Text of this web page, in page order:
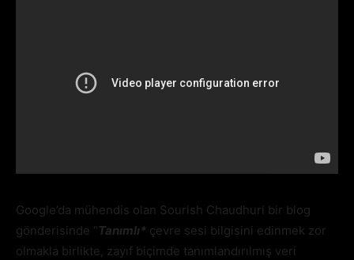
Google’da mühendis olan Sourish Chaudhuri bir blog
gönderisinde “Tanımlı* çevre sesi bilgisini edinmek zor
olmakla birlikte, zayıf biçimde tanımlandırılmış veri